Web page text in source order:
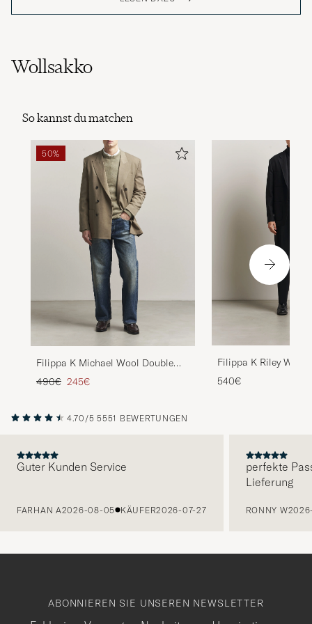
Wollsakko
So kannst du matchen
50%
Filippa K Michael Wool Double
Breasted Blazer Light Driftwood
Regulärer Preis
490€ Reduzierter Preis
245€
Filippa K Riley Wool
Blazer Black
540€
4.70/5 5551 BEWERTUNGEN
Guter Kunden Service
FARHAN A2026-08-05 KÄUFER2026-07-27
perfekte
Lieferung
RONNY W
ABONNIEREN SIE UNSEREN NEWSLETTER